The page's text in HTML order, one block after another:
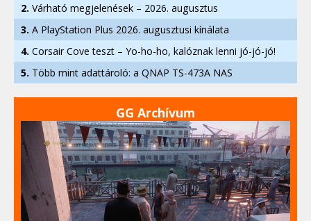
2. Várható megjelenések – 2026. augusztus
3. A PlayStation Plus 2026. augusztusi kínálata
4. Corsair Cove teszt – Yo-ho-ho, kalóznak lenni jó-jó-jó!
5. Több mint adattároló: a QNAP TS-473A NAS
GG Archívum